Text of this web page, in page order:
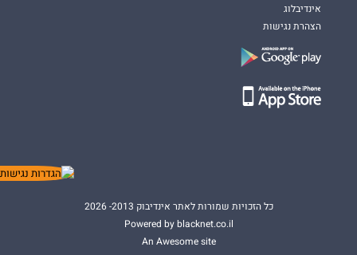
אינדיבלוג
הצהרת נגישות
כל הזכויות שמורות לאתר אינדיבוק 2013- 2026
Powered by blacknet.co.il
An Awesome site